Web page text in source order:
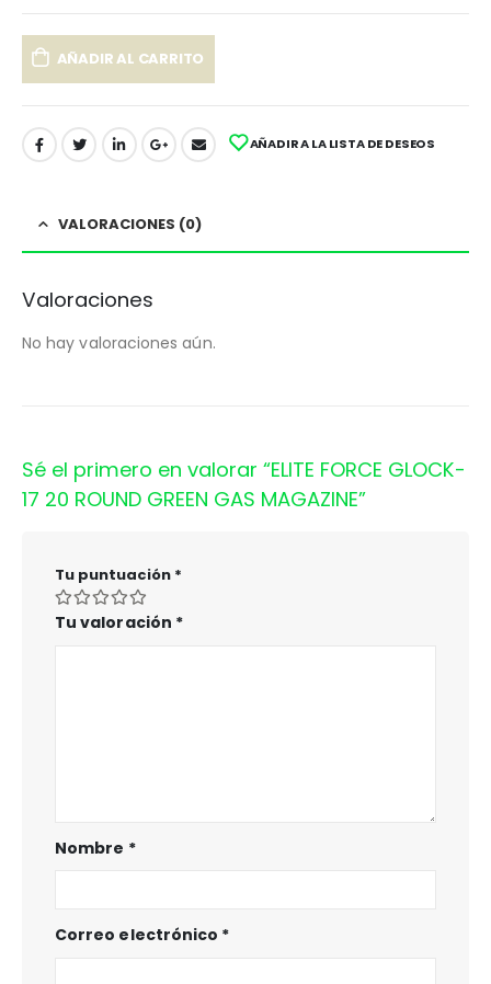
AÑADIR AL CARRITO
AÑADIR A LA LISTA DE DESEOS
VALORACIONES (0)
Valoraciones
No hay valoraciones aún.
Sé el primero en valorar “ELITE FORCE GLOCK-
17 20 ROUND GREEN GAS MAGAZINE”
Tu puntuación *
Tu valoración *
Nombre *
Correo electrónico *